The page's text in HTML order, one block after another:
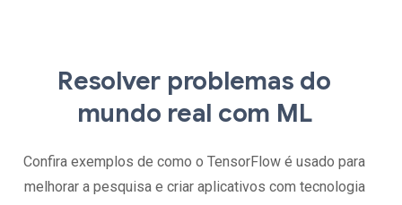
Resolver problemas do
mundo real com ML
Confira exemplos de como o TensorFlow é usado para
melhorar a pesquisa e criar aplicativos com tecnologia